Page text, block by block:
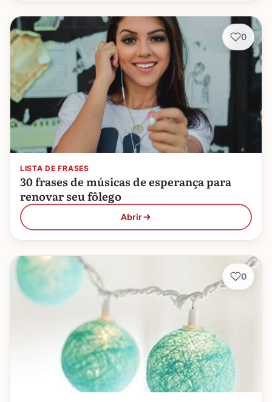
LISTA DE FRASES
30 frases de músicas de esperança para
renovar seu fôlego
Abrir
0
0